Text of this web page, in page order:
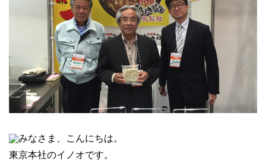
みなさま、こんにちは。
東京本社のイノオです。